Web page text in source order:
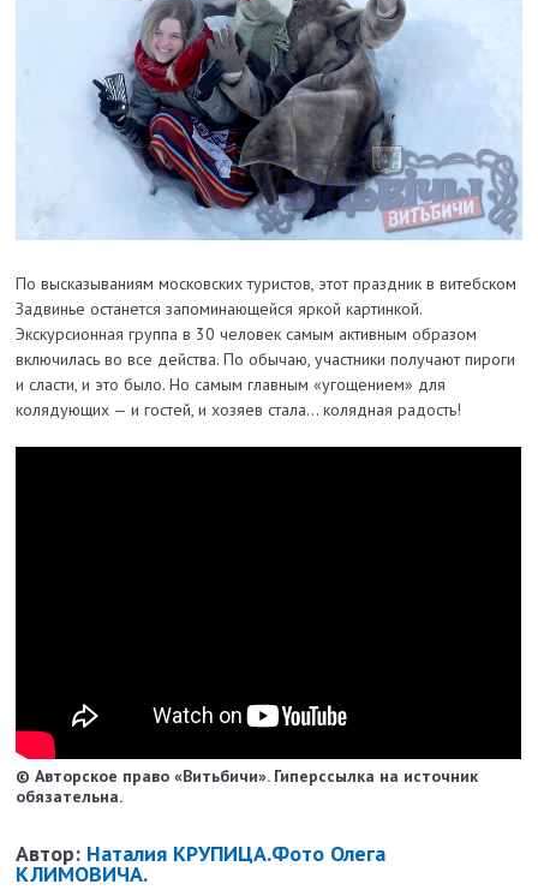
По высказываниям московских туристов, этот праздник в витебском
Задвинье останется запоминающейся яркой картинкой.
Экскурсионная группа в 30 человек самым активным образом
включилась во все действа. По обычаю, участники получают пироги
и сласти, и это было. Но самым главным «угощением» для
колядующих — и гостей, и хозяев стала… колядная радость!
© Авторское право «Витьбичи». Гиперссылка на источник
обязательна.
Автор: Наталия КРУПИЦА.Фото Олега
КЛИМОВИЧА.